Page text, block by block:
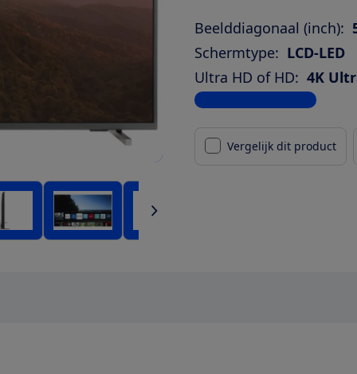
Beelddiagonaal (inch):
Schermtype: LCD-LED
Ultra HD of HD: 4K
Bekijk alle specificaties
Vergelijk dit product